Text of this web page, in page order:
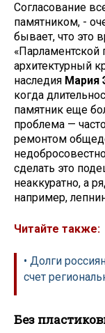
Согласование
памятником, -
бывает, что это
«Парламентской
архитектурный
наследия Мария
когда
памятник еще
проблема —
ремонтом
сделать это
неаккуратно, а
например,
Читайте также:
• Долги
счет
Без